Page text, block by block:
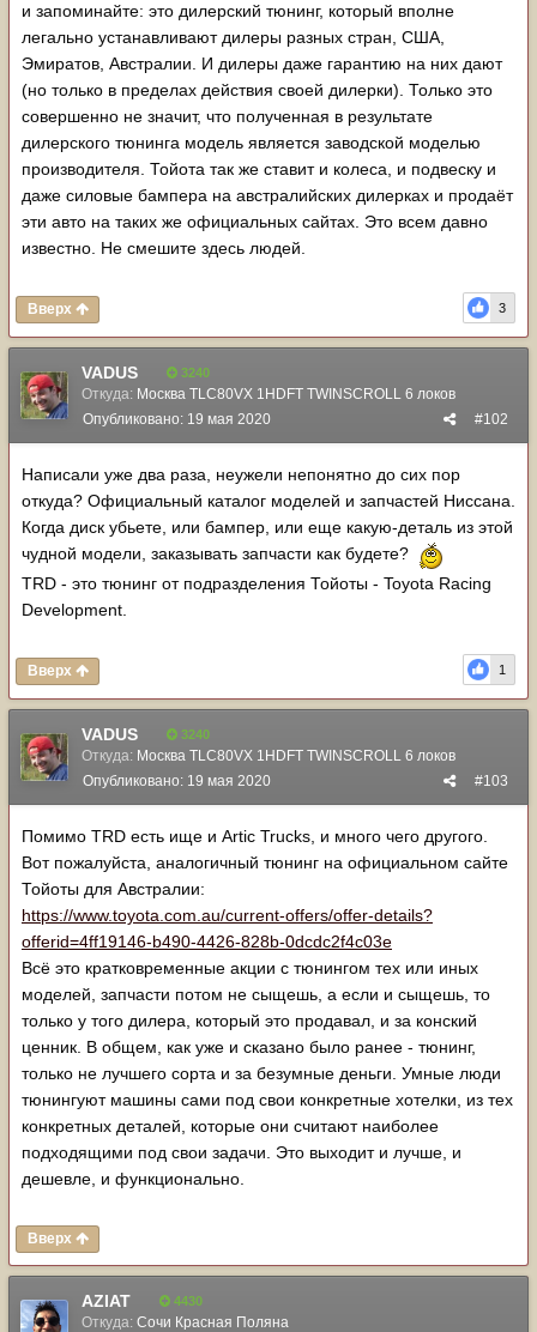
и запоминайте: это дилерский тюнинг, который вполне
легально устанавливают дилеры разных стран, США,
Эмиратов, Австралии. И дилеры даже гарантию на них дают
(но только в пределах действия своей дилерки). Только это
совершенно не значит, что полученная в результате
дилерского тюнинга модель является заводской моделью
производителя. Тойота так же ставит и колеса, и подвеску и
даже силовые бампера на австралийских дилерках и продаёт
эти авто на таких же официальных сайтах. Это всем давно
известно. Не смешите здесь людей.
3
Вверх
VADUS 3240
Откуда: Москва TLC80VX 1HDFT TWINSCROLL 6 локов
#102
Опубликовано: 19 мая 2020
Написали уже два раза, неужели непонятно до сих пор
откуда? Официальный каталог моделей и запчастей Ниссана.
Когда диск убьете, или бампер, или еще какую-деталь из этой
чудной модели, заказывать запчасти как будете?
TRD - это тюнинг от подразделения Тойоты - Toyota Racing
Development.
1
Вверх
VADUS 3240
Откуда: Москва TLC80VX 1HDFT TWINSCROLL 6 локов
#103
Опубликовано: 19 мая 2020
Помимо TRD есть ище и Artic Trucks, и много чего другого.
Вот пожалуйста, аналогичный тюнинг на официальном сайте
Тойоты для Австралии:
https://www.toyota.com.au/current-offers/offer-details?
offerid=4ff19146-b490-4426-828b-0dcdc2f4c03e
Всё это кратковременные акции с тюнингом тех или иных
моделей, запчасти потом не сыщешь, а если и сыщешь, то
только у того дилера, который это продавал, и за конский
ценник. В общем, как уже и сказано было ранее - тюнинг,
только не лучшего сорта и за безумные деньги. Умные люди
тюнингуют машины сами под свои конкретные хотелки, из тех
конкретных деталей, которые они считают наиболее
подходящими под свои задачи. Это выходит и лучше, и
дешевле, и функционально.
Вверх
AZIAT 4430
Откуда: Сочи Красная Поляна